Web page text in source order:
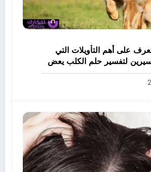
على أهم التأويلات التي
لتفسير حلم الكلب يعض